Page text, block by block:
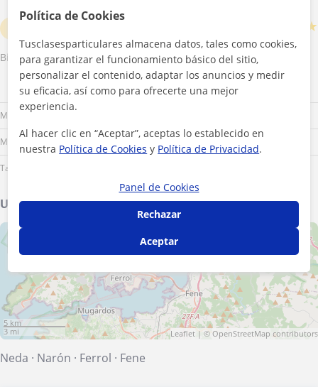
Fernando
★
Bien sus clases como profesor bien
Lu Ma Mi Ju Vi
Mañana
Mediodía
Tarde
Ubicación de mis clases
5 km
3 mi
Leaflet | © OpenStreetMap contributors
Neda · Narón · Ferrol · Fene
Política de Cookies
Tusclasesparticulares almacena datos, tales como cookies,
para garantizar el funcionamiento básico del sitio,
personalizar el contenido, adaptar los anuncios y medir
su eficacia, así como para ofrecerte una mejor
experiencia.
Al hacer clic en “Aceptar”, aceptas lo establecido en
nuestra Política de Cookies y Política de Privacidad.
Panel de Cookies
Rechazar
Aceptar